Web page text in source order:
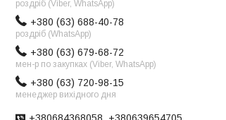
роздріб (Viber, WhatsApp)
+380 (63) 688-40-78
роздріб (WhatsApp)
+380 (63) 679-68-72
мен-р по закупках (Viber, WhatsApp)
+380 (63) 720-98-15
менеджер вихідного дня